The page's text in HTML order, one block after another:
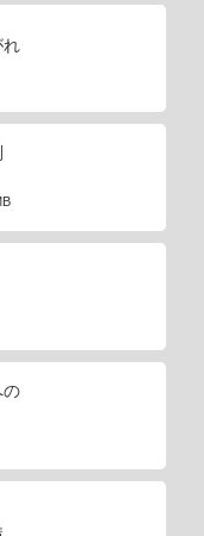
れ
の